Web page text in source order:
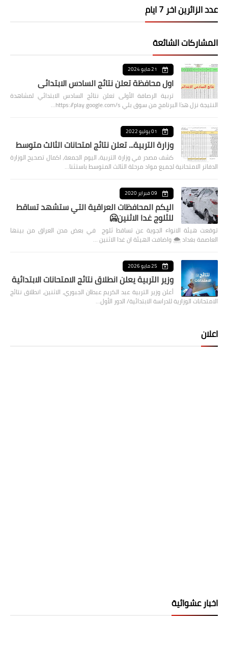
عدد الزائرين اخر 7 ايام
المشاركات الشائعة
21 مايو 2024
اول محافظة تعلن نتائج السادس الابتدائي
تربية الرصافة الأولى تعلن نتائج السادس الابتدائي لمشاهدة
النتيجة نزل هذا البرنامج من سوق بلي https://play.google.com/s…
01 يوليو 2022
وزارة التربية... تعلن نتائج امتحانات الثالث متوسط
كشف مصدر في وزارة التربية، اليوم الجمعة، اكمال تصحيح الوزارة
الدفاتر الامتحانية لجميع مواد مرحلة الثالث المتوسط باستثنا…
09 فبراير 2020
اليكم المحافظات العراقية التي ستشهد تساقط
للثلوج غدا الاثنين🥶
توقعت هيئة الانواء الجوية عن تساقط ثلوج في بعض مدن العراق من بينها
العاصمة بغداد ⁦🌨️⁩ واضافت الهيئة ان غدا الاثنين …
25 مايو 2026
وزير التربية يعلن انطلاق نتائج الامتحانات الابتدائية
أعلن وزير التربية عبد الكريم عبطان الجبوري، الاثنين، انطلاق نتائج
الامتحانات الوزارية للدراسة الابتدائية/ الدور الأول…
اعلان
اخبار عشوائية